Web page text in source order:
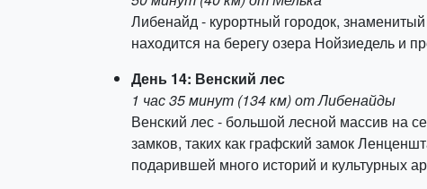
Либенайд - курортный городок,
находится на берегу озера Нойзиедель и
День 14: Венский лес
1 час 35 минут (134 км) от Либенайды
Венский лес - большой лесной массив на
замков, таких как графский замок
подарившей много историй и культурных